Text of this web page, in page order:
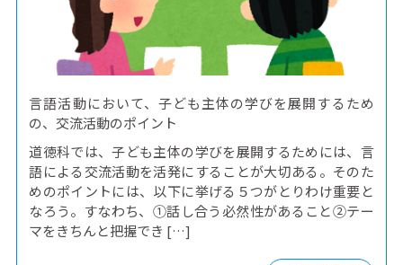
言語活動において、子ども主体の学びを展開するため
の、交流活動のポイント
道徳科では、子ども主体の学びを展開するためには、言
語による交流活動を活発にすることが大切ある。そのた
めのポイントには、以下に挙げる５つがとりわけ重要と
なろう。すなわち、①話し合う必然性があること②テー
マをきちんと把握でき […]